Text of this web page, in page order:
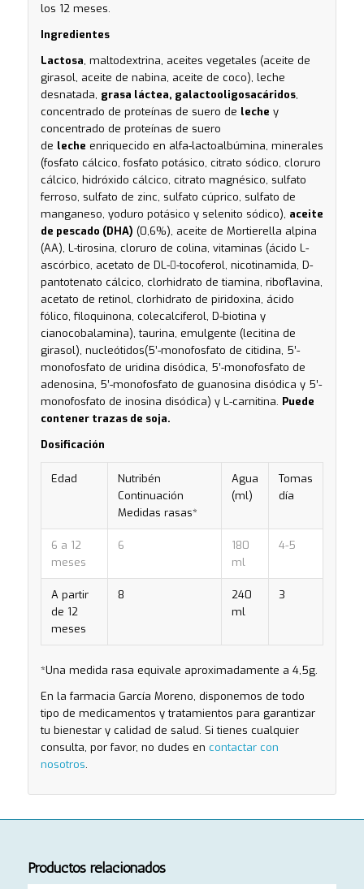
los 12 meses.
Ingredientes
Lactosa, maltodextrina, aceites vegetales (aceite de
girasol, aceite de nabina, aceite de coco), leche
desnatada, grasa láctea, galactooligosacáridos,
concentrado de proteínas de suero de leche y
concentrado de proteínas de suero
de leche enriquecido en alfa-lactoalbúmina, minerales
(fosfato cálcico, fosfato potásico, citrato sódico, cloruro
cálcico, hidróxido cálcico, citrato magnésico, sulfato
ferroso, sulfato de zinc, sulfato cúprico, sulfato de
manganeso, yoduro potásico y selenito sódico), aceite
de pescado (DHA) (0,6%), aceite de Mortierella alpina
(AA), L-tirosina, cloruro de colina, vitaminas (ácido L-
ascórbico, acetato de DL--tocoferol, nicotinamida, D-
pantotenato cálcico, clorhidrato de tiamina, riboflavina,
acetato de retinol, clorhidrato de piridoxina, ácido
fólico, filoquinona, colecalciferol, D-biotina y
cianocobalamina), taurina, emulgente (lecitina de
girasol), nucleótidos(5’-monofosfato de citidina, 5’-
monofosfato de uridina disódica, 5’-monofosfato de
adenosina, 5’-monofosfato de guanosina disódica y 5’-
monofosfato de inosina disódica) y L-carnitina. Puede
contener trazas de soja.
Dosificación
Edad
Nutribén
Continuación
Medidas rasas*
Agua
(ml)
Tomas
día
6 a 12
meses
6
180
ml
4-5
A partir
de 12
meses
8
240
ml
3
*Una medida rasa equivale aproximadamente a 4,5g.
En la farmacia García Moreno, disponemos de todo
tipo de medicamentos y tratamientos para garantizar
tu bienestar y calidad de salud. Si tienes cualquier
consulta, por favor, no dudes en contactar con
nosotros.
Productos relacionados